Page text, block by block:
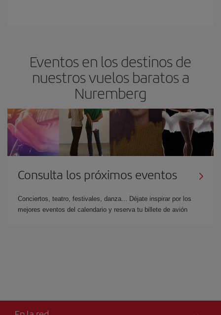
Eventos en los destinos de
nuestros vuelos baratos a
Nuremberg
Consulta los próximos eventos
Conciertos, teatro, festivales, danza... Déjate inspirar por los
mejores eventos del calendario y reserva tu billete de avión